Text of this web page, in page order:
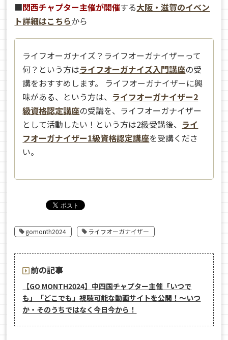
■関西チャプター主催が開催する大阪・滋賀のイベン
ト詳細はこちらから
ライフオーガナイズ？ライフオーガナイザーって
何？という方はライフオーガナイズ入門講座の受
講をおすすめします。 ライフオーガナイザーに興
味がある、という方は、 ライフオーガナイザー2
級資格認定講座の受講を、ライフオーガナイザー
として活動したい！という方は2級受講後、 ライ
フオーガナイザー1級資格認定講座を受講くださ
い。
gomonth2024 ライフオーガナイザー
前の記事
【GO MONTH2024】中四国チャプター主催「いつで
も」「どこでも」視聴可能な動画サイトを公開！〜いつ
か・そのうちではなく今日今から！